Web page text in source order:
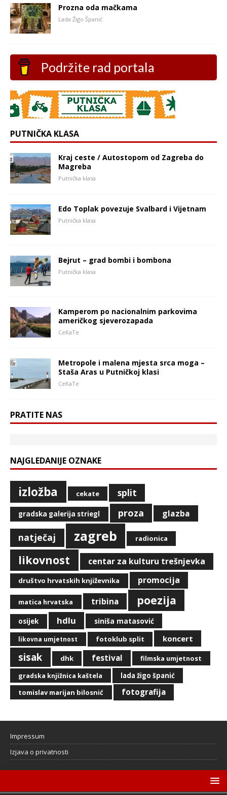
Prozna oda mačkama
Lada Žigo Španić
Podržite rad portala
PUTNIČKA KLASA
Kraj ceste / Autostopom od Zagreba do
Magreba
Putnička klasa
Edo Toplak povezuje Svalbard i Vijetnam
Putnička klasa
Bejrut – grad bombi i bombona
Putnička klasa
Kamperom po nacionalnim parkovima
američkog sjeverozapada
CeKaTe
Metropole i malena mjesta srca moga –
Staša Aras u Putničkoj klasi
CeKaTe
PRATITE NAS
NAJGLEDANIJE OZNAKE
izložba cekate split
gradska galerija striegl proza glazba
natječaj zagreb radionica
likovnost centar za kulturu trešnjevka
društvo hrvatskih književnika promocija
matica hrvatska tribina poezija
osijek hdlu siniša matasović
likovna umjetnost fotoklub split koncert
sisak dhk festival filmska umjetnost
gradska knjižnica kaštela
lada žigo španić
tomislav marijan bilosnić
fotografija
Impressum
Izjava o privatnosti